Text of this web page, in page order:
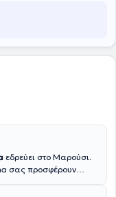
εδρεύει στο Μαρούσι.
σας προσφέρουν
καταρτισμένο